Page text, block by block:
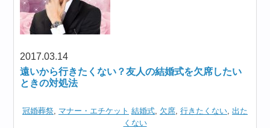
2017.03.14
遠いから行きたくない？友人の結婚式を欠席したい
ときの対処法
冠婚葬祭, マナー・エチケット 結婚式, 欠席, 行きたくない, 出た
くない